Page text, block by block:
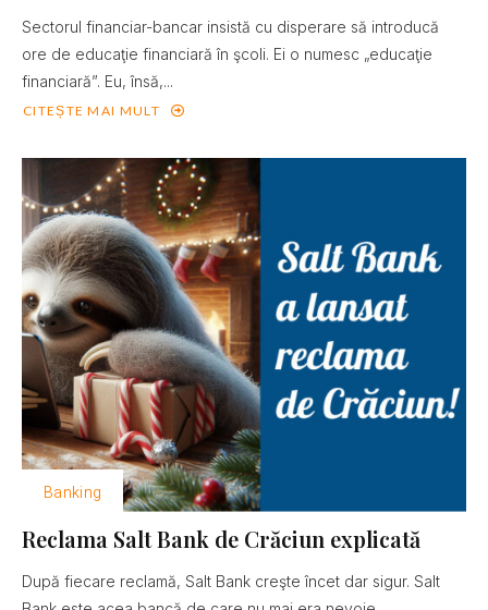
Sectorul financiar-bancar insistă cu disperare să introducă
ore de educaţie financiară în şcoli. Ei o numesc „educaţie
financiară”. Eu, însă,...
CITEȘTE MAI MULT
Banking
Reclama Salt Bank de Crăciun explicată
După fiecare reclamă, Salt Bank creşte încet dar sigur. Salt